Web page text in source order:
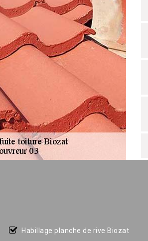
Habillage planche de rive Biozat